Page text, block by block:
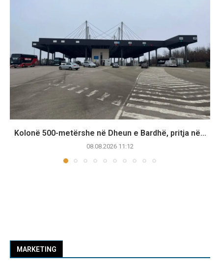
Kolonë 500-metërshe në Dheun e Bardhë, pritja në...
08.08.2026 11:12
MARKETING